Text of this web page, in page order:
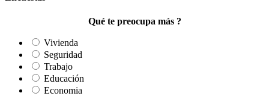
Qué te preocupa más ?
Vivienda
Seguridad
Trabajo
Educación
Economia